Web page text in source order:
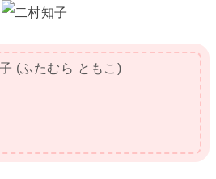
たむら ともこ)